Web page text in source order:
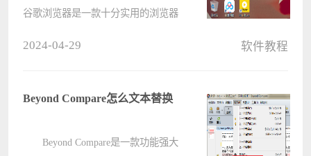
谷歌浏览器是一款十分实用的浏览器
看？用户们可以直接的点击设置下的
2024-04-29 软件教程
Beyond Compare怎么文本替换
Beyond Compare是一款功能强大